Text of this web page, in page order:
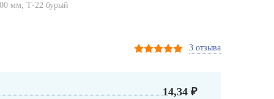
мм, Т-22 бурый
3 отзыва
14,34 ₽